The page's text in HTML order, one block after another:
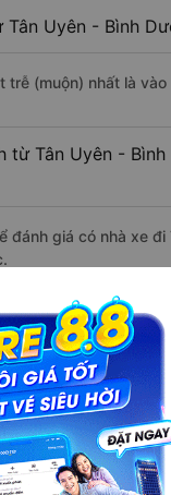
Uyên - Bình
(muộn) nhất là
từ Tân Uyên -
đánh giá có nhà xe
Bình Dương Trà
có loại xe giường